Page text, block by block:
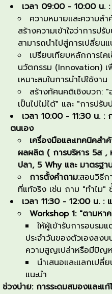
เวลา 09:00 - 10:00 น.
ความหมายและความส
สร้างความเข้าใจว่าการป
สามารถนำไปสู่การเปลี่ยน
เปรียบเทียบหลักการไ
นวัตกรรม (Innovation) เ
เหมาะสมในการนำไปใช้งาน
สร้างทัศนคติเชิงบวก:
เป็นไปไม่ได้" และ "การปรั
เวลา 10:00 - 11:30 น. :
ตนเอง
เครื่องมือและเทคนิคสำ
ผลผลิต ( การบริหาร 5ส ,
ปลา, 5 Why และ มาตรฐา
การตั้งคำถาม:สอนวิธี
ที่แท้จริง เช่น ถาม "ทำไม
เวลา 11:30 - 12:00 น. :
Workshop 1: "ตามหา
ให้ผู้เข้ารับการอบรม
ประจำวันของตัวเองลง
ความสูญเปล่าหรือมีปัญ
นำเสนอและแลกเปลี่
แนะนำ
ช่วงบ่าย: การระดมสมองและแ